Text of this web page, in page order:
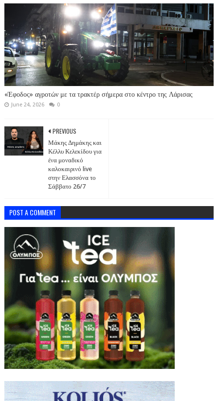
«Έφοδος» αγροτών με τα τρακτέρ σήμερα στο κέντρο της Λάρισας
June 24, 2026 0
PREVIOUS
Μάκης Δημάκης και
Κέλλυ Κελεκίδου για
ένα μοναδικό
καλοκαιρινό live
στην Ελασσόνα το
Σάββατο 26/7
POST A COMMENT